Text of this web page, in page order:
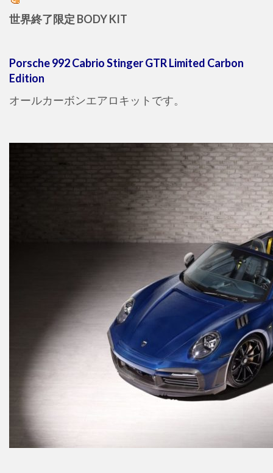
世界終了限定 BODY KIT
Porsche 992 Cabrio Stinger GTR Limited Carbon
Edition
オールカーボンエアロキットです。